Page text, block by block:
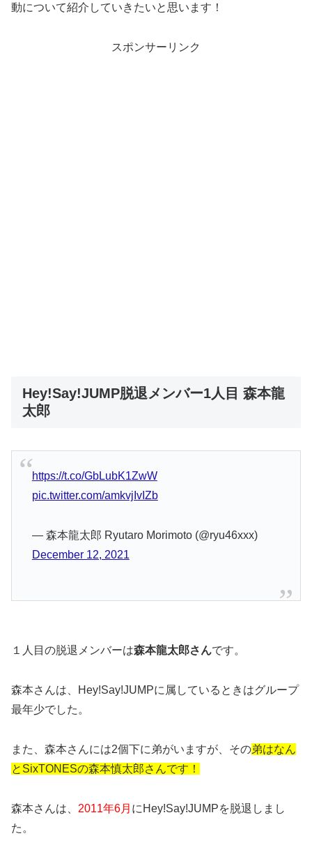
動について紹介していきたいと思います！
スポンサーリンク
Hey!Say!JUMP脱退メンバー1人目 森本龍
太郎
https://t.co/GbLubK1ZwW
pic.twitter.com/amkvjIvIZb
— 森本龍太郎 Ryutaro Morimoto (@ryu46xxx)
December 12, 2021
１人目の脱退メンバーは森本龍太郎さんです。
森本さんは、Hey!Say!JUMPに属しているときはグループ
最年少でした。
また、森本さんには2個下に弟がいますが、その弟はなん
とSixTONESの森本慎太郎さんです！
森本さんは、 2011年6月 にHey!Say!JUMPを脱退しまし
た。